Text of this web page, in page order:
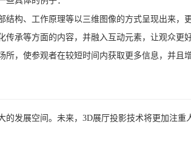
构、工作原理等以三维图像的方式呈现出来，
承等方面的内容，并融入互动元素，让观众更
，使参观者在较短时间内获取更多信息，并且
的发展空间。未来，3D展厅投影技术将更加注